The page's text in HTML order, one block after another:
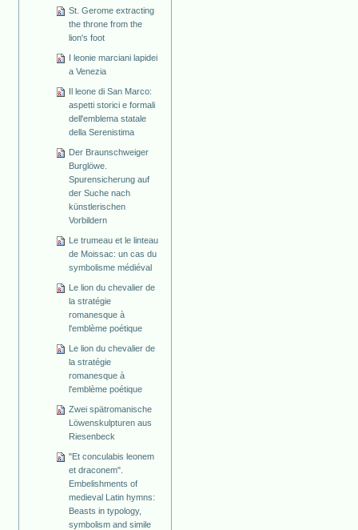
St. Gerome extracting
the throne from the
lion's foot
I leonie marciani lapidei
a Venezia
Il leone di San Marco:
aspetti storici e formali
dell'emblema statale
della Serenistima
Der Braunschweiger
Burglöwe.
Spurensicherung auf
der Suche nach
künstlerischen
Vorbildern
Le trumeau et le linteau
de Moissac: un cas du
symbolisme médiéval
Le lion du chevalier de
la stratégie
romanesque à
l'emblème poétique
Le lion du chevalier de
la stratégie
romanesque à
l'emblème poétique
Zwei spätromanische
Löwenskulpturen aus
Riesenbeck
"Et conculabis leonem
et draconem".
Embelishments of
medieval Latin hymns:
Beasts in typology,
symbolism and simile